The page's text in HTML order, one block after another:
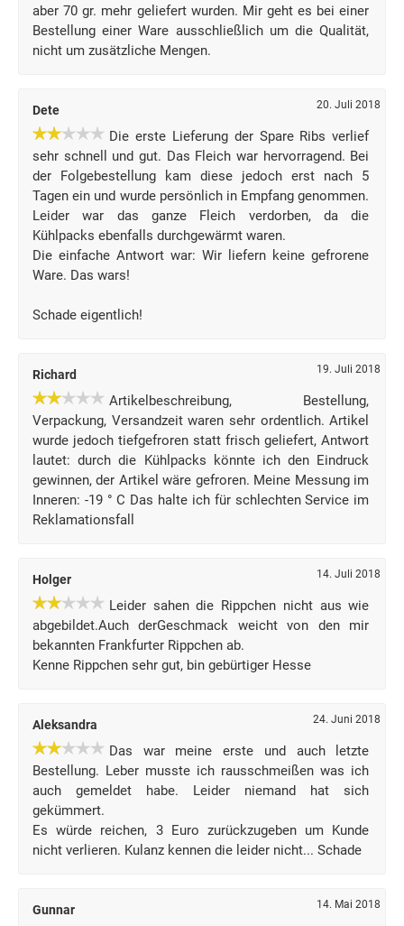
aber 70 gr. mehr geliefert wurden. Mir geht es bei einer
Bestellung einer Ware ausschließlich um die Qualität,
nicht um zusätzliche Mengen.
Dete 20. Juli 2018
Die erste Lieferung der Spare Ribs verlief
sehr schnell und gut. Das Fleich war hervorragend. Bei
der Folgebestellung kam diese jedoch erst nach 5
Tagen ein und wurde persönlich in Empfang genommen.
Leider war das ganze Fleich verdorben, da die
Kühlpacks ebenfalls durchgewärmt waren.
Die einfache Antwort war: Wir liefern keine gefrorene
Ware. Das wars!
Schade eigentlich!
Richard 19. Juli 2018
Artikelbeschreibung, Bestellung,
Verpackung, Versandzeit waren sehr ordentlich. Artikel
wurde jedoch tiefgefroren statt frisch geliefert, Antwort
lautet: durch die Kühlpacks könnte ich den Eindruck
gewinnen, der Artikel wäre gefroren. Meine Messung im
Inneren: -19 ° C Das halte ich für schlechten Service im
Reklamationsfall
Holger 14. Juli 2018
Leider sahen die Rippchen nicht aus wie
abgebildet.Auch derGeschmack weicht von den mir
bekannten Frankfurter Rippchen ab.
Kenne Rippchen sehr gut, bin gebürtiger Hesse
Aleksandra 24. Juni 2018
Das war meine erste und auch letzte
Bestellung. Leber musste ich rausschmeißen was ich
auch gemeldet habe. Leider niemand hat sich
gekümmert.
Es würde reichen, 3 Euro zurückzugeben um Kunde
nicht verlieren. Kulanz kennen die leider nicht... Schade
Gunnar 14. Mai 2018